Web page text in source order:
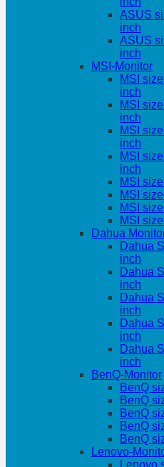
ASUS
inch
ASUS
inch
MSI-Monitor
MSI
inch
MSI
inch
MSI
inch
MSI
inch
MSI
MSI
MSI
MSI
Dahua
Dahua
inch
Dahua
inch
Dahua
inch
Dahua
inch
Dahua
inch
BenQ-Monitor
BenQ
BenQ
BenQ
BenQ
BenQ
Lenovo-
Lenovo